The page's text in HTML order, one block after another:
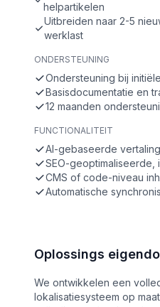
helpartikelen
Uitbreiden naar 2-5
werklast
ONDERSTEUNING
Ondersteuning bij
Basisdocumentatie en
12 maanden
FUNCTIONALITEIT
AI-gebaseerde
SEO-
CMS of code-niveau
Automatische
Oplossings
We ontwikkelen een
lokalisatiesysteem op